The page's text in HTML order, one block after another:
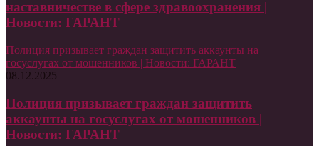
наставничестве в сфере здравоохранения |
Новости: ГАРАНТ
Полиция призывает граждан защитить аккаунты на
госуслугах от мошенников | Новости: ГАРАНТ
08.12.2025
Полиция призывает граждан защитить
аккаунты на госуслугах от мошенников |
Новости: ГАРАНТ